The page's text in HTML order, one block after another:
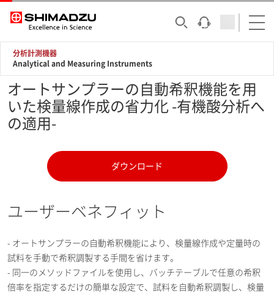
分析計測機器
Analytical and Measuring Instruments
オートサンプラーの自動希釈機能を用
いた検量線作成の省力化 -有機酸分析へ
の適用-
ダウンロード
ユーザーベネフィット
- オートサンプラーの自動希釈機能により、検量線作成や定量時の
試料を手動で希釈調製する手間を省けます。
- 同一のメソッドファイルを使用し、バッチテーブルで任意の希釈
倍率を指定するだけの簡単な設定で、試料を自動希釈調製し、検量